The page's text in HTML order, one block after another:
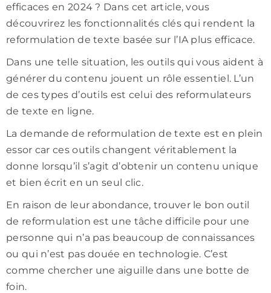
efficaces en 2024 ? Dans cet article, vous
découvrirez les fonctionnalités clés qui rendent la
reformulation de texte basée sur l’IA plus efficace.
Dans une telle situation, les outils qui vous aident à
générer du contenu jouent un rôle essentiel. L’un
de ces types d’outils est celui des reformulateurs
de texte en ligne.
La demande de reformulation de texte est en plein
essor car ces outils changent véritablement la
donne lorsqu’il s’agit d’obtenir un contenu unique
et bien écrit en un seul clic.
En raison de leur abondance, trouver le bon outil
de reformulation est une tâche difficile pour une
personne qui n’a pas beaucoup de connaissances
ou qui n’est pas douée en technologie. C’est
comme chercher une aiguille dans une botte de
foin.